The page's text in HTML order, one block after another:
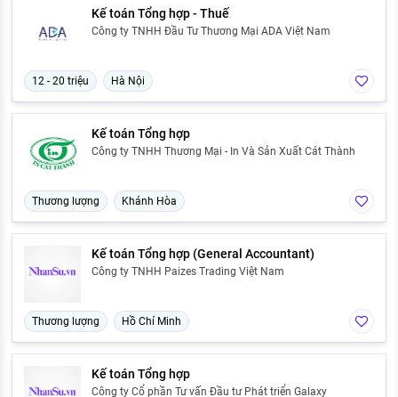
Kế toán Tổng hợp - Thuế
Công ty TNHH Đầu Tư Thương Mại ADA Việt Nam
12 - 20 triệu Hà Nội
Kế toán Tổng hợp
Công ty TNHH Thương Mại - In Và Sản Xuất Cát Thành
Thương lượng Khánh Hòa
Kế toán Tổng hợp (General Accountant)
Công ty TNHH Paizes Trading Việt Nam
Thương lượng Hồ Chí Minh
Kế toán Tổng hợp
Công ty Cổ phần Tư vấn Đầu tư Phát triển Galaxy